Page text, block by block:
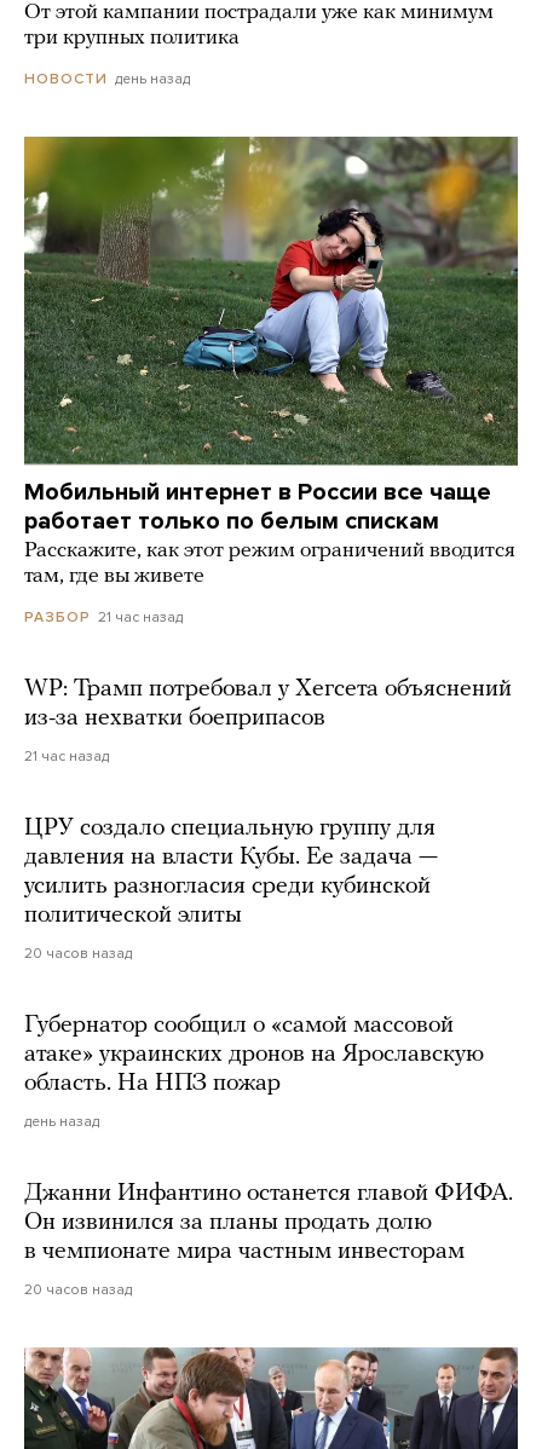
От этой кампании пострадали уже как минимум
три крупных политика
НОВОСТИ день назад
Мобильный интернет в России все чаще
работает только по белым спискам
Расскажите, как этот режим ограничений вводится
там, где вы живете
РАЗБОР 21 час назад
WP: Трамп потребовал у Хегсета объяснений
из-за нехватки боеприпасов
21 час назад
ЦРУ создало специальную группу для
давления на власти Кубы. Ее задача —
усилить разногласия среди кубинской
политической элиты
20 часов назад
Губернатор сообщил о «самой массовой
атаке» украинских дронов на Ярославскую
область. На НПЗ пожар
день назад
Джанни Инфантино останется главой ФИФА.
Он извинился за планы продать долю
в чемпионате мира частным инвесторам
20 часов назад